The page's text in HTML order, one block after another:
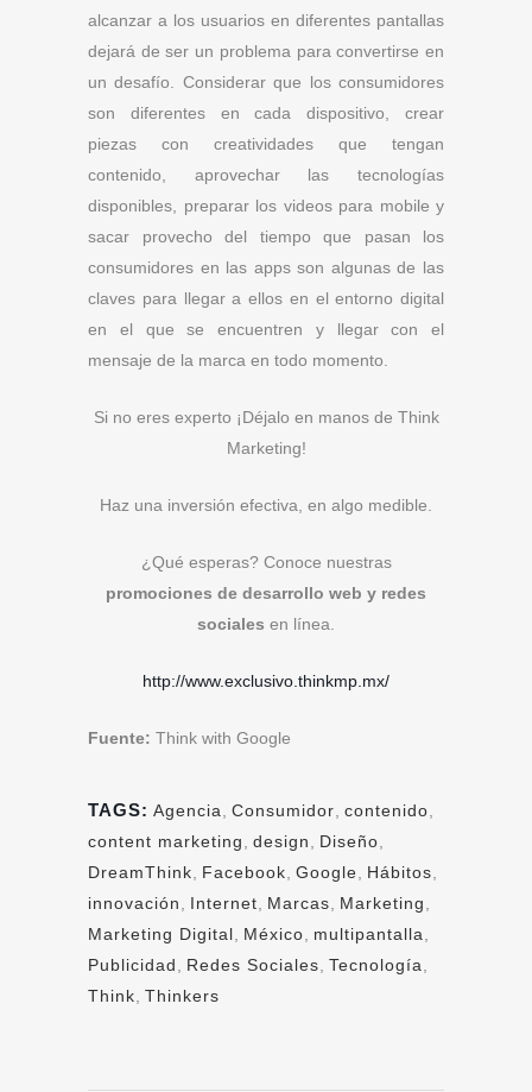
alcanzar a los usuarios en diferentes pantallas
dejará de ser un problema para convertirse en
un desafío. Considerar que los consumidores
son diferentes en cada dispositivo, crear
piezas con creatividades que tengan
contenido, aprovechar las tecnologías
disponibles, preparar los videos para mobile y
sacar provecho del tiempo que pasan los
consumidores en las apps son algunas de las
claves para llegar a ellos en el entorno digital
en el que se encuentren y llegar con el
mensaje de la marca en todo momento.
Si no eres experto ¡Déjalo en manos de Think
Marketing!
Haz una inversión efectiva, en algo medible.
¿Qué esperas? Conoce nuestras
promociones de desarrollo web y redes
sociales en línea.
http://www.exclusivo.thinkmp.mx/
Fuente: Think with Google
TAGS: Agencia Consumidor contenido
content marketing
design Diseño
DreamThink
Facebook Google Hábitos
innovación
Internet Marcas Marketing
Marketing Digital
México multipantalla
Publicidad
Redes Sociales Tecnología
Think Thinkers